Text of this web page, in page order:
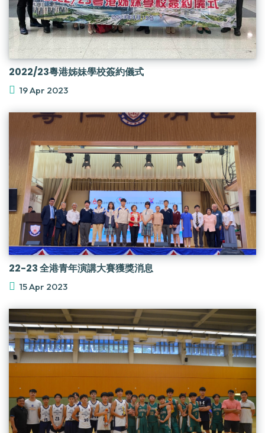
2022/23粵港姊妹學校簽約儀式
19 Apr 2023
22-23 全港青年演講大賽獲獎消息
15 Apr 2023